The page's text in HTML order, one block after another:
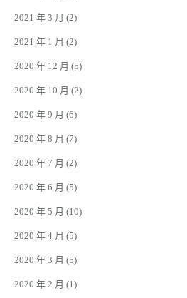
2021 年 3 月 (2)
2021 年 1 月 (2)
2020 年 12 月 (5)
2020 年 10 月 (2)
2020 年 9 月 (6)
2020 年 8 月 (7)
2020 年 7 月 (2)
2020 年 6 月 (5)
2020 年 5 月 (10)
2020 年 4 月 (5)
2020 年 3 月 (5)
2020 年 2 月 (1)